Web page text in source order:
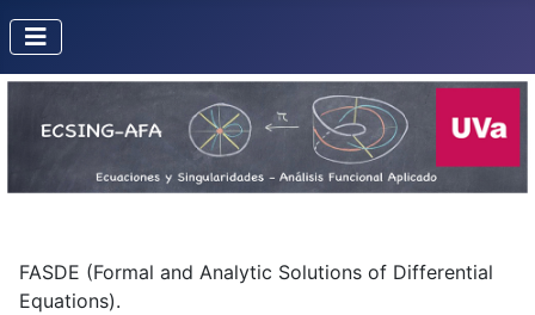
FASDE (Formal and Analytic Solutions of Differential
Equations).